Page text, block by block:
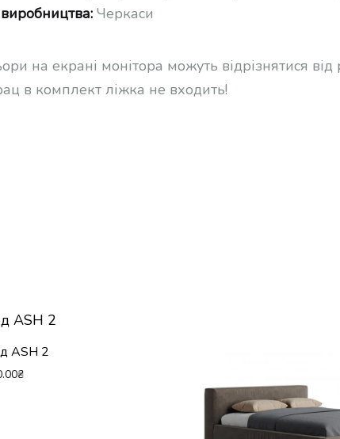
Черкаси
на екрані монітора можуть відрізнятися
в комплект ліжка не входить!
ASH 2
₴